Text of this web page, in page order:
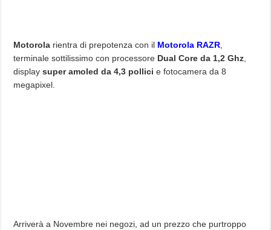
Motorola rientra di prepotenza con il Motorola RAZR
terminale sottilissimo con processore Dual Core da 1,2 Ghz
displaysuper amoled da 4,3 pollici e fotocamera da 8
megapixel.
Arriverà a Novembre nei negozi, ad un prezzo che purtroppo